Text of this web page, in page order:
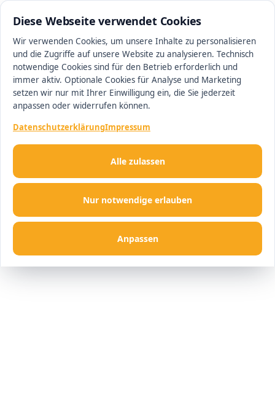
Diese Webseite verwendet Cookies
Wir verwenden Cookies, um unsere Inhalte zu personalisieren
und die Zugriffe auf unsere Website zu analysieren. Technisch
notwendige Cookies sind für den Betrieb erforderlich und
immer aktiv. Optionale Cookies für Analyse und Marketing
setzen wir nur mit Ihrer Einwilligung ein, die Sie jederzeit
anpassen oder widerrufen können.
DatenschutzerklärungImpressum
Nur notwendige erlauben
Anpassen
Alle zulassen